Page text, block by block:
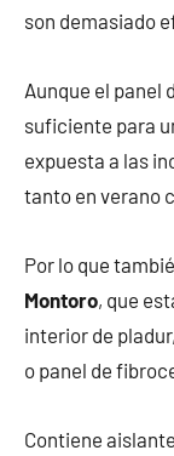
son demasiado
Aunque el panel
suficiente para
expuesta a las
tanto en verano
Por lo que
Montoro, que
interior de
o panel de
Contiene